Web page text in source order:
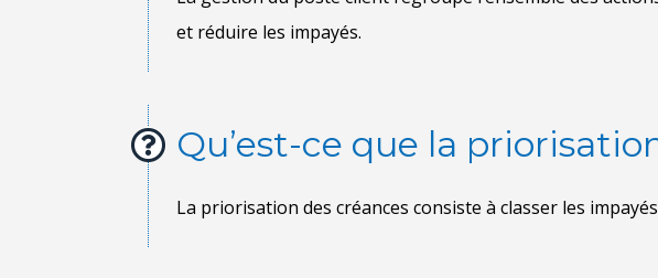
Qu’est-ce que la